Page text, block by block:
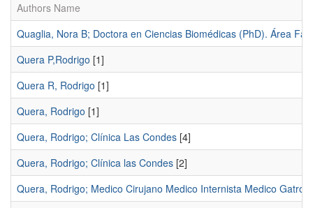
Authors Name
Quaglia, Nora B; Doctora en Ciencias Biomédicas (PhD). Área
Quera P,Rodrigo [1]
Quera R, Rodrigo [1]
Quera, Rodrigo [1]
Quera, Rodrigo; Clínica Las Condes [4]
Quera, Rodrigo; Clínica las Condes [2]
Quera, Rodrigo; Medico Cirujano Medico Internista Medico